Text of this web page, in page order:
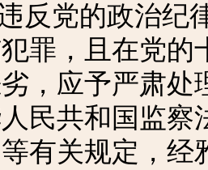
反党的政治纪
罪，且在党
，应予严肃处
民共和国监察
有关规定，